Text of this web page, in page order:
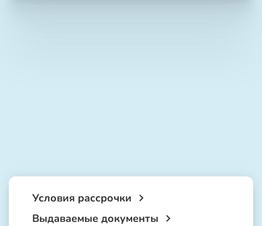
Условия рассрочки
Выдаваемые документы